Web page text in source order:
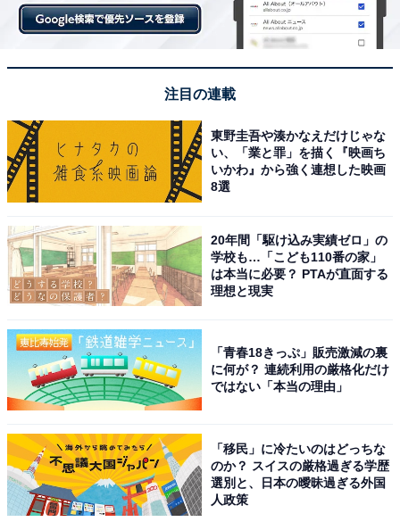
「山里のいおり 草円」は、江戸時代から続く築160年の
古民家を移築・再生した、奥飛騨の風情あふれる宿で
す。自家源泉から引く豊かな湯を、露天風呂の「森の
注目の連載
東野圭吾や湊かなえだけじゃな
い、「業と罪」を描く『映画ち
いかわ』から強く連想した映画
8選
20年間「駆け込み実績ゼロ」の
学校も…「こども110番の家」
は本当に必要？ PTAが直面する
理想と現実
「青春18きっぷ」販売激減の裏
に何が？ 連続利用の厳格化だけ
ではない「本当の理由」
「移民」に冷たいのはどっちな
のか？ スイスの厳格過ぎる学歴
選別と、日本の曖昧過ぎる外国
人政策